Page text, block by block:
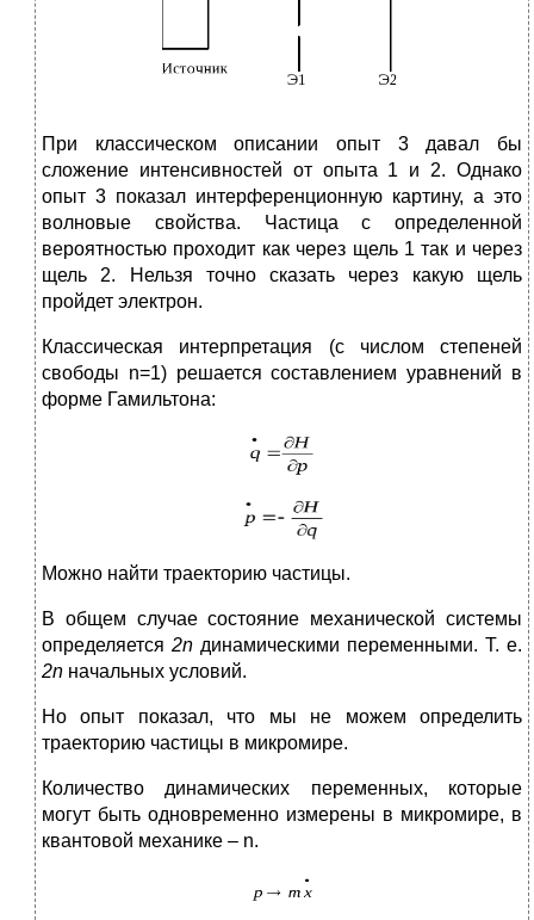
При классическом описании опыт 3 давал бы
сложение интенсивностей от опыта 1 и 2. Однако
опыт 3 показал интерференционную картину, а это
волновые свойства. Частица с определенной
вероятностью проходит как через щель 1 так и через
щель 2. Нельзя точно сказать через какую щель
пройдет электрон.
Классическая интерпретация (с числом степеней
свободы n=1) решается составлением уравнений в
форме Гамильтона:
Можно найти траекторию частицы.
В общем случае состояние механической системы
определяется 2n динамическими переменными. Т. е.
2n начальных условий.
Но опыт показал, что мы не можем определить
траекторию частицы в микромире.
Количество динамических переменных, которые
могут быть одновременно измерены в микромире, в
квантовой механике – n.